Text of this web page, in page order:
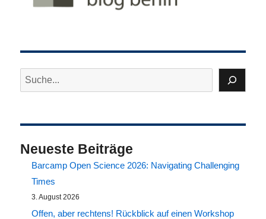
in
Suchen
Neueste Beiträge
Barcamp Open Science 2026: Navigating Challenging
Times
3. August 2026
Offen, aber rechtens! Rückblick auf einen Workshop